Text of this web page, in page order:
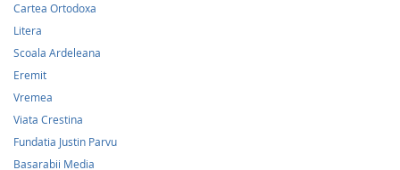
Cartea Ortodoxa
Litera
Scoala Ardeleana
Eremit
Vremea
Viata Crestina
Fundatia Justin Parvu
Basarabii Media